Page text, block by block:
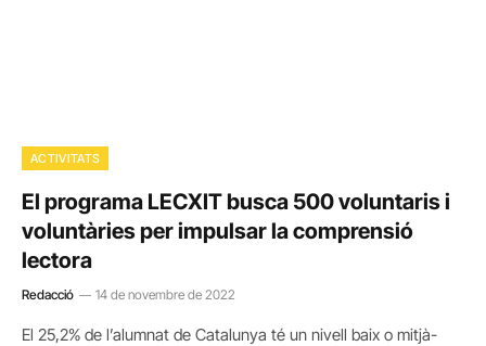
ACTIVITATS
El programa LECXIT busca 500 voluntaris i
voluntàries per impulsar la comprensió
lectora
Redacció 14 de novembre de 2022
El 25,2% de l’alumnat de Catalunya té un nivell baix o mitjà-